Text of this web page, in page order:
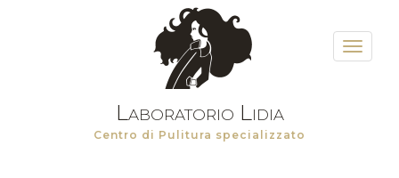
Laboratorio Lidia
Centro di Pulitura specializzato
Toggle